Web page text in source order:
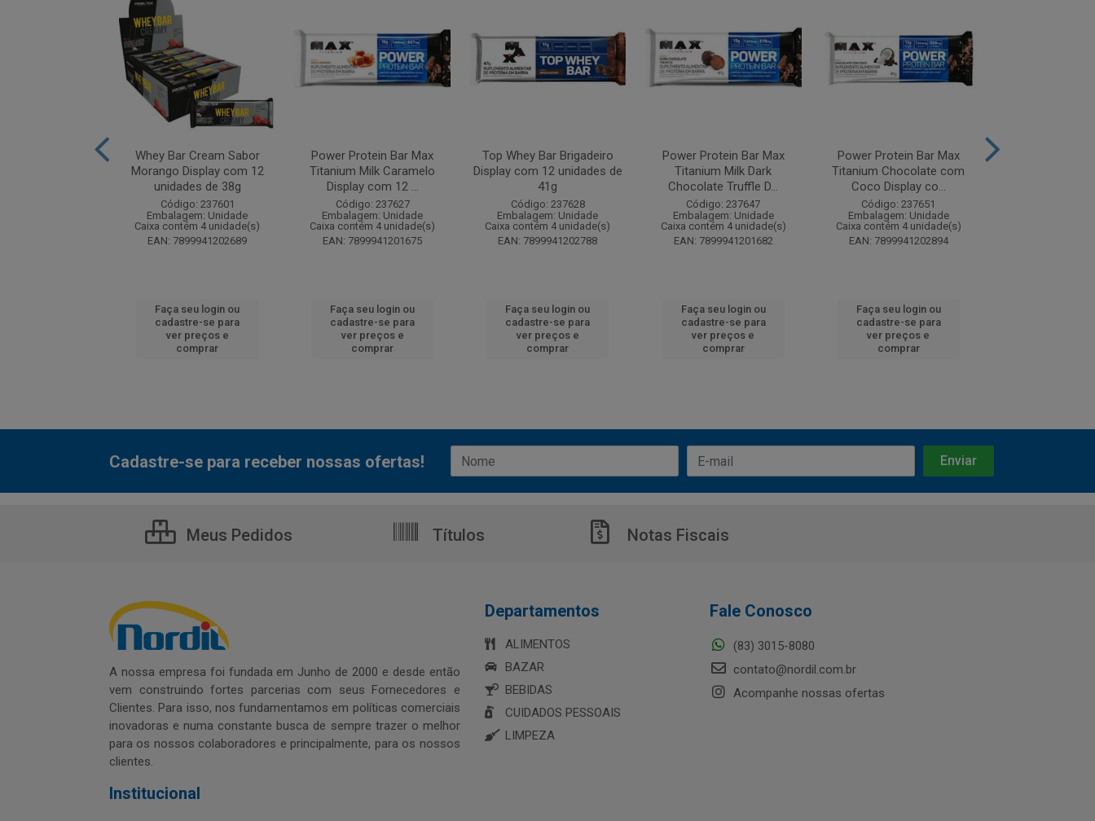
Whey Bar Cream Sabor
Morango Display com 12
unidades de 38g
Código: 237601
Embalagem: Unidade
Caixa contém 4 unidade(s)
EAN: 7899941202689
Faça seu login ou
cadastre-se para
ver preços e
comprar
Power Protein Bar Max
Titanium Milk Caramelo
Display com 12 ...
Código: 237627
Embalagem: Unidade
Caixa contém 4 unidade(s)
EAN: 7899941201675
Faça seu login ou
cadastre-se para
ver preços e
comprar
Top Whey Bar Brigadeiro
Display com 12 unidades de
41g
Código: 237628
Embalagem: Unidade
Caixa contém 4 unidade(s)
EAN: 7899941202788
Faça seu login ou
cadastre-se para
ver preços e
comprar
Power Protein Bar Max
Titanium Milk Dark
Chocolate Truffle D...
Código: 237647
Embalagem: Unidade
Caixa contém 4 unidade(s)
EAN: 7899941201682
Faça seu login ou
cadastre-se para
ver preços e
comprar
Power Protein Bar Max
Titanium Chocolate com
Coco Display co...
Código: 237651
Embalagem: Unidade
Caixa contém 4 unidade(s)
EAN: 7899941202894
Faça seu login ou
cadastre-se para
ver preços e
comprar
Cadastre-se para receber nossas ofertas!
Meus Pedidos Títulos Notas Fiscais
A nossa empresa foi fundada em Junho de 2000 e desde então
vem construindo fortes parcerias com seus Fornecedores e
Clientes. Para isso, nos fundamentamos em políticas comerciais
inovadoras e numa constante busca de sempre trazer o melhor
para os nossos colaboradores e principalmente, para os nossos
clientes.
Institucional
Departamentos
ALIMENTOS
BAZAR
BEBIDAS
CUIDADOS PESSOAIS
LIMPEZA
Fale Conosco
(83) 3015-8080
contato@nordil.com.br
Acompanhe nossas ofertas